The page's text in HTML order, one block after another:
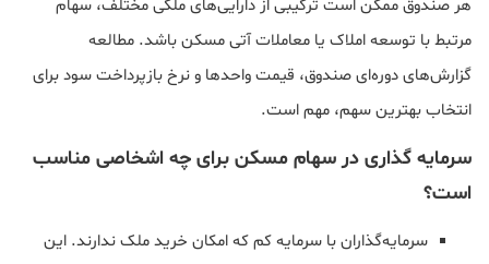
هر صندوق ممکن است ترکیبی از دارایی‌های ملکی مختلف، سهام
مرتبط با توسعه املاک یا معاملات آتی مسکن باشد. مطالعه
گزارش‌های دوره‌ای صندوق، قیمت واحدها و نرخ بازپرداخت سود برای
انتخاب بهترین سهم، مهم است.
سرمایه گذاری در سهام مسکن برای چه اشخاصی مناسب
است؟
سرمایه‌گذاران با سرمایه کم که امکان خرید ملک ندارند. این